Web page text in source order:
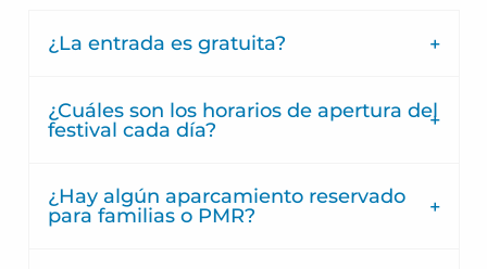
¿La entrada es gratuita?
¿Cuáles son los horarios de apertura del
festival cada día?
¿Hay algún aparcamiento reservado
para familias o PMR?